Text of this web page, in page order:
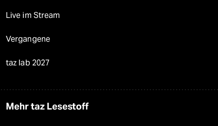
Live im Stream
Vergangene
taz lab 2027
Mehr taz Lesestoff